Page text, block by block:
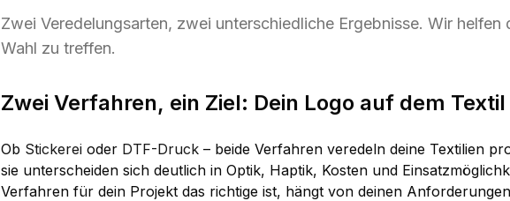
Zwei Veredelungsarten, zwei unterschiedliche Ergebnisse. Wir helfen
Wahl zu treffen.
Zwei Verfahren, ein Ziel: Dein Logo auf dem Textil
Ob Stickerei oder DTF-Druck – beide Verfahren veredeln deine Textilien
sie unterscheiden sich deutlich in Optik, Haptik, Kosten und
Verfahren für dein Projekt das richtige ist, hängt von deinen